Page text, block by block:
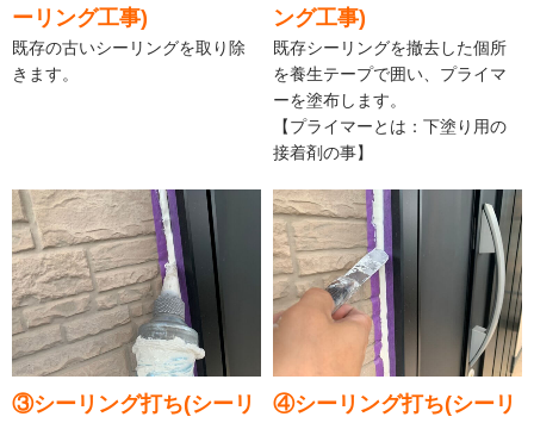
ーリング工事)
既存の古いシーリングを取り除
きます。
ング工事)
既存シーリングを撤去した個所
を養生テープで囲い、プライマ
ーを塗布します。
【プライマーとは：下塗り用の
接着剤の事】
③シーリング打ち(シーリ
④シーリング打ち(シーリ